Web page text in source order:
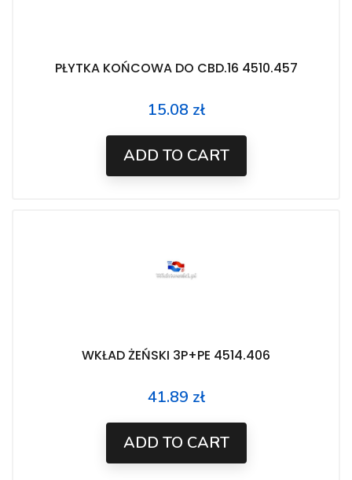
PŁYTKA KOŃCOWA DO CBD.16 4510.457
Price
15.08 zł
ADD TO CART
WKŁAD ŻEŃSKI 3P+PE 4514.406
Price
41.89 zł
ADD TO CART